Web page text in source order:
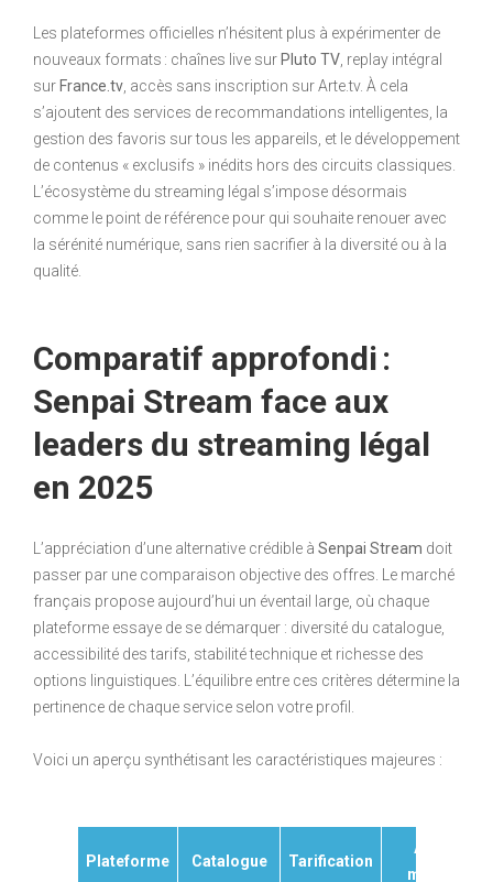
Les plateformes officielles n’hésitent plus à expérimenter de
nouveaux formats : chaînes live sur Pluto TV , replay intégral
sur France.tv , accès sans inscription sur Arte.tv. À cela
s’ajoutent des services de recommandations intelligentes, la
gestion des favoris sur tous les appareils, et le développement
de contenus « exclusifs » inédits hors des circuits classiques.
L’écosystème du streaming légal s’impose désormais
comme le point de référence pour qui souhaite renouer avec
la sérénité numérique, sans rien sacrifier à la diversité ou à la
qualité.
Comparatif approfondi :
Senpai Stream face aux
leaders du streaming légal
en 2025
L’appréciation d’une alternative crédible à Senpai Stream doit
passer par une comparaison objective des offres. Le marché
français propose aujourd’hui un éventail large, où chaque
plateforme essaye de se démarquer : diversité du catalogue,
accessibilité des tarifs, stabilité technique et richesse des
options linguistiques. L’équilibre entre ces critères détermine la
pertinence de chaque service selon votre profil.
Voici un aperçu synthétisant les caractéristiques majeures :
Plateforme Catalogue Tarification
Atouts
majeurs